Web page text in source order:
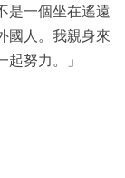
是一個坐在遙遠
國人。我親身來
努力。」